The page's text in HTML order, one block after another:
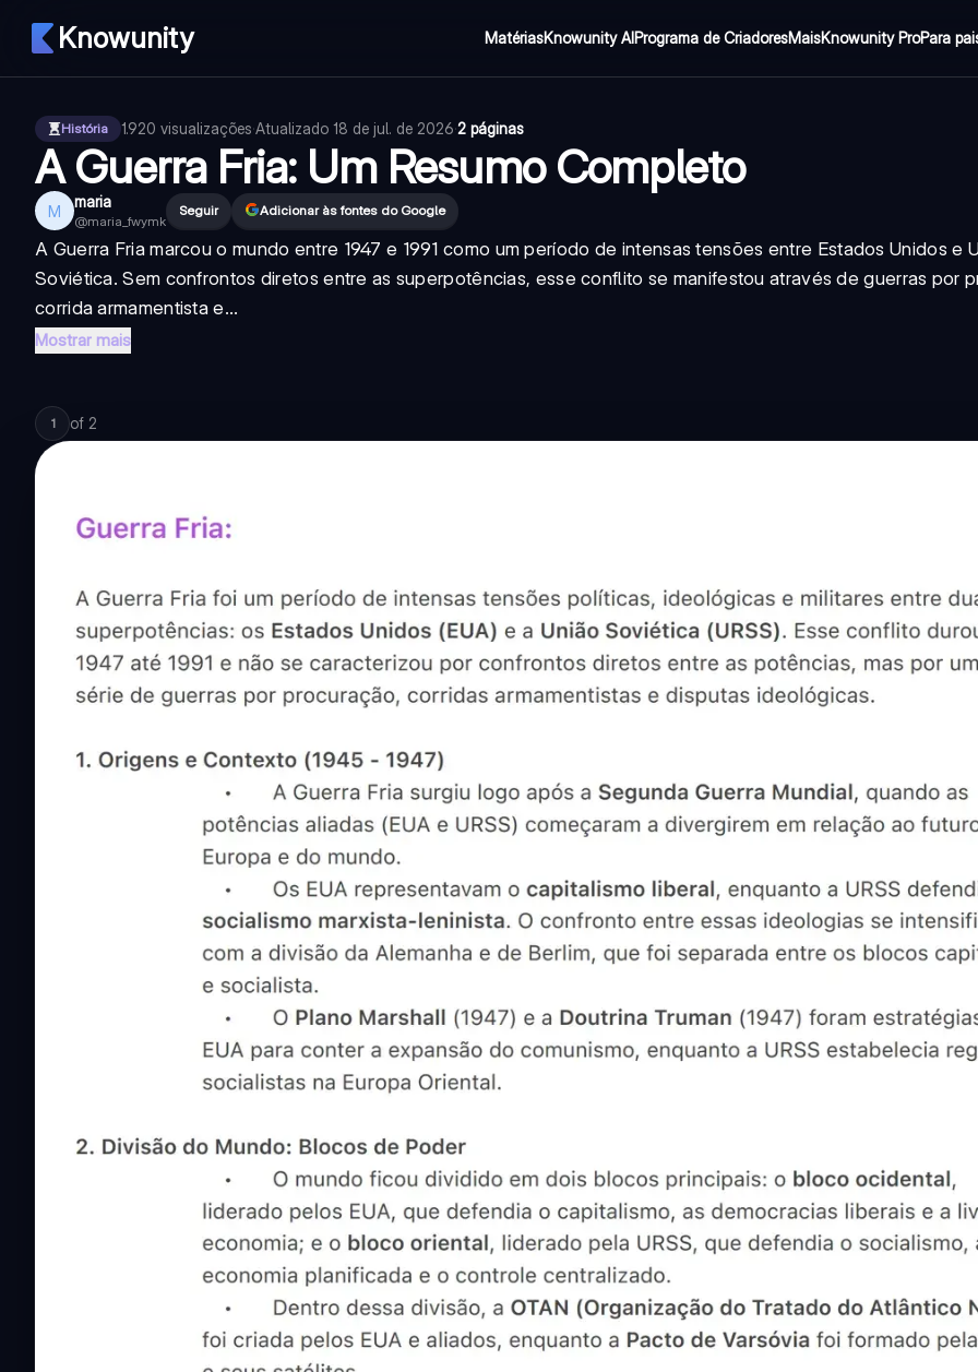
Knowunity MatériasKnowunity AIPrograma de CriadoresMaisKnowunity ProPara
História 1.920 visualizações·Atualizado 18 de jul. de 2026·2 páginas
A Guerra Fria: Um Resumo Completo
M maria
@maria_fwymk
Seguir Adicionar às fontes do Google
A Guerra Fria marcou o mundo entre 1947 e 1991 como um período de intensas tensões entre Estados Unidos e
Soviética. Sem confrontos diretos entre as superpotências, esse conflito se manifestou através de guerras por
corrida armamentista e...
Mostrar mais
1 of 2